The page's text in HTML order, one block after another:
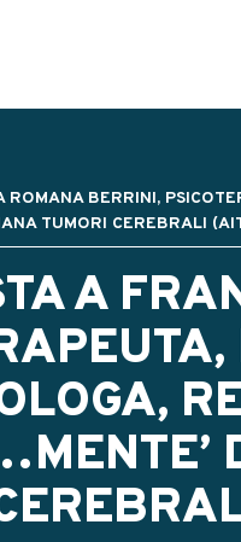
ROMANA BERRINI,
TUMORI CEREBRALI
A